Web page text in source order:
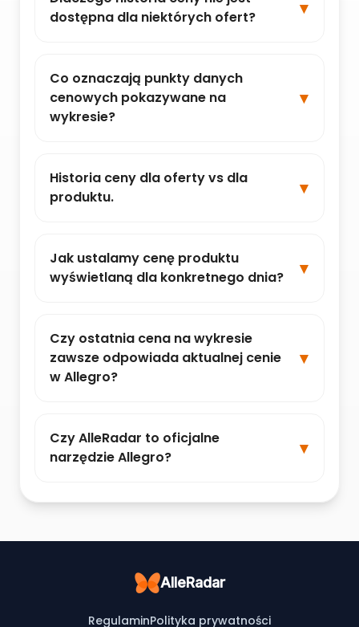
dostępna dla niektórych ofert?
Co oznaczają punkty danych
cenowych pokazywane na
wykresie?
Historia ceny dla oferty vs dla
produktu.
Jak ustalamy cenę produktu
wyświetlaną dla konkretnego dnia?
Czy ostatnia cena na wykresie
zawsze odpowiada aktualnej cenie
w Allegro?
Czy AlleRadar to oficjalne
narzędzie Allegro?
AlleRadar
RegulaminPolityka prywatności